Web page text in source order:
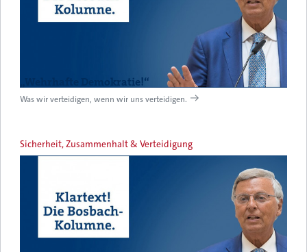
„Wehrhafte Demokratie!“
Was wir verteidigen, wenn wir uns verteidigen.
Sicherheit, Zusammenhalt & Verteidigung